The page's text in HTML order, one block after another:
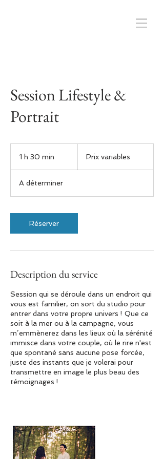
Session Lifestyle &
Portrait
1 h 30 min
m
i
Prix variables
A déterminer
Réserver
Description du service
Session qui se déroule dans un endroit qui
vous est familier, on sort du studio pour
entrer dans votre propre univers ! Que ce
soit à la mer ou à la campagne, vous
m’emmènerez dans les lieux où la sérénité
immisce dans votre couple, où le rire n'est
que spontané sans aucune pose forcée,
juste des instants que je volerai pour
transmettre en image le plus beau des
témoignages !